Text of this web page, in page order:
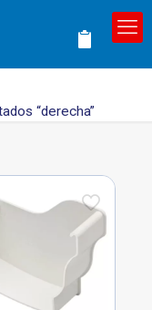
“derecha”